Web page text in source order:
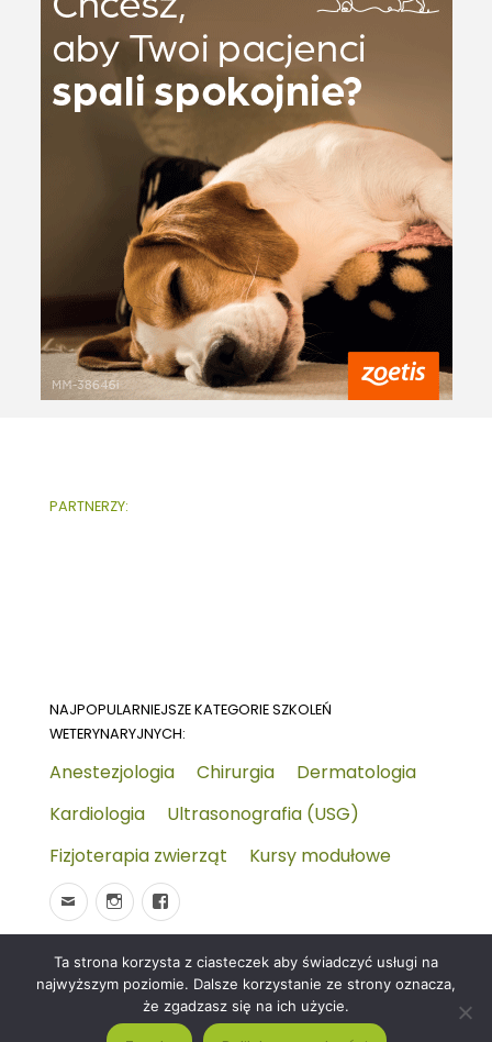
PARTNERZY:
NAJPOPULARNIEJSZE KATEGORIE SZKOLEŃ
WETERYNARYJNYCH:
Anestezjologia Chirurgia
Dermatologia
Kardiologia
Ultrasonografia (USG)
Fizjoterapia zwierząt
Kursy modułowe
© 2026Wydarzenia-wet.pl
Polityka prywatności i
RODO
Czym jest strona KALENDARZ WYDARZEŃ
WETERYNARYJNYCH?
Ta strona korzysta z ciasteczek aby świadczyć usługi na
najwyższym poziomie. Dalsze korzystanie ze strony oznacza,
że zgadzasz się na ich użycie.